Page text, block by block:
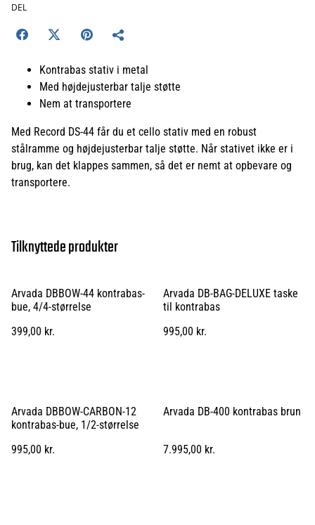
DEL
Kontrabas stativ i metal
Med højdejusterbar talje støtte
Nem at transportere
Med Record DS-44 får du et cello stativ med en robust
stålramme og højdejusterbar talje støtte. Når stativet ikke er i
brug, kan det klappes sammen, så det er nemt at opbevare og
transportere.
Tilknyttede produkter
Arvada DBBOW-44 kontrabas-
bue, 4/4-størrelse
399,00 kr.
Arvada DB-BAG-DELUXE taske
til kontrabas
995,00 kr.
Arvada DBBOW-CARBON-12
kontrabas-bue, 1/2-størrelse
995,00 kr.
Arvada DB-400 kontrabas brun
7.995,00 kr.